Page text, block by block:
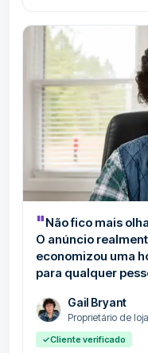
"Não fico mais
O anúncio
economizou uma
para qualquer
Gail Bryant
Proprietário de
✓Cliente verificado